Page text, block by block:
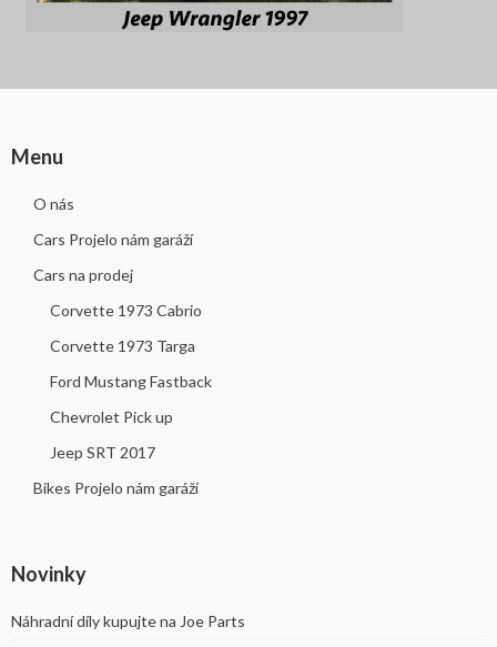
Menu
O nás
Cars Projelo nám garáží
Cars na prodej
Corvette 1973 Cabrio
Corvette 1973 Targa
Ford Mustang Fastback
Chevrolet Pick up
Jeep SRT 2017
Bikes Projelo nám garáží
Novinky
Náhradní díly kupujte na Joe Parts